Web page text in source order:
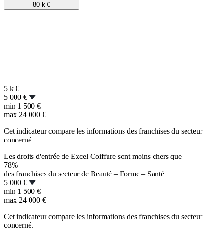
80 k €
5 k €
5 000 €
min 1 500 €
max 24 000 €
Cet indicateur compare les informations des franchises du secteur
concerné.
Les droits d'entrée de Excel Coiffure sont moins chers que
78%
des franchises du secteur de Beauté – Forme – Santé
5 000 €
min 1 500 €
max 24 000 €
Cet indicateur compare les informations des franchises du secteur
concerné.